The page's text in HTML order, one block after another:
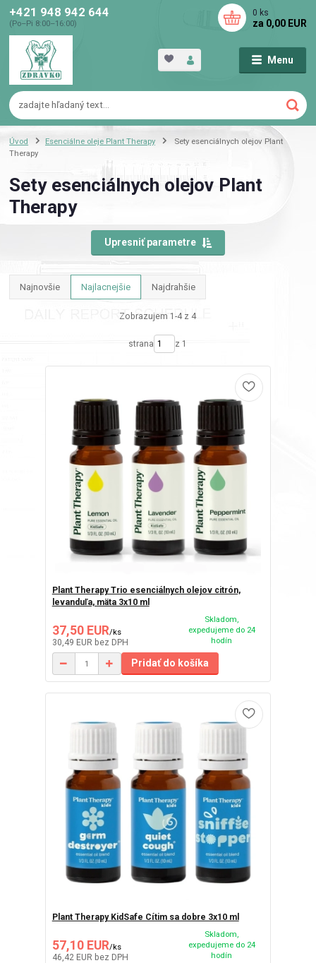
Menu
+421 948 942 644
(Po–Pi 8:00–16:00)
0 ks
za 0,00 EUR
Úvod Esenciálne oleje Plant Therapy
Sety esenciálnych olejov Plant
Therapy
Sety esenciálnych olejov Plant
Therapy
Upresniť parametre
Najnovšie Najlacnejšie Najdrahšie
Zobrazujem 1-4 z 4
strana z 1
Plant Therapy Trio esenciálnych olejov citrón,
levanduľa, mäta 3x10 ml
37,50 EUR/ks
30,49 EUR bez DPH
Skladom,
expedujeme do 24
hodín
Pridať do košíka
Plant Therapy KidSafe Cítim sa dobre 3x10 ml
57,10 EUR/ks
46,42 EUR bez DPH
Skladom,
expedujeme do 24
hodín